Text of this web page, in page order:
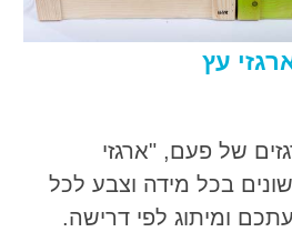
עץ
של פעם, "ארגזי
בכל מידה וצבע לכל
ומיתוג לפי דרישה.